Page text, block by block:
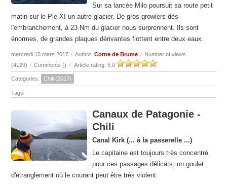
Sur sa lancée Milo poursuit sa route petit
matin sur le Pie XI un autre glacier. De gros growlers dès
l'embranchement, à 23 Nm du glacier nous surprennent. Ils sont
énormes, de grandes plaques dérivantes flottent entre deux eaux.
mercredi 15 mars 2017 / Author:Corne de Brume / Number of views
(4129) / Comments () / Article rating: 5.0
Categories: Chili (2017)
Tags:
Canaux de Patagonie -
Chili
Canal Kirk (... à la passerelle ...)
Le capitaine est toujours très concentré
pour ces passages délicats, un goulet
d'étranglement où le courant peut être très violent.